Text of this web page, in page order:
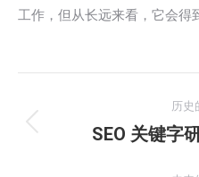
工作，但从长远来看，它会得
章
历史
SEO 关键字